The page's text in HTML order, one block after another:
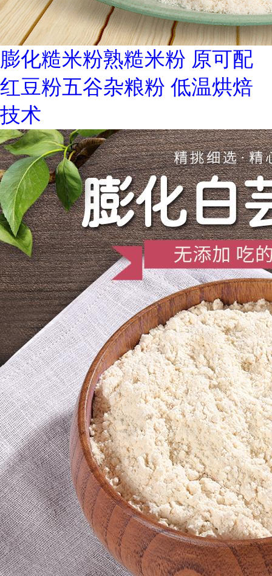
膨化糙米粉熟糙米粉 原可配
红豆粉五谷杂粮粉 低温烘焙
技术